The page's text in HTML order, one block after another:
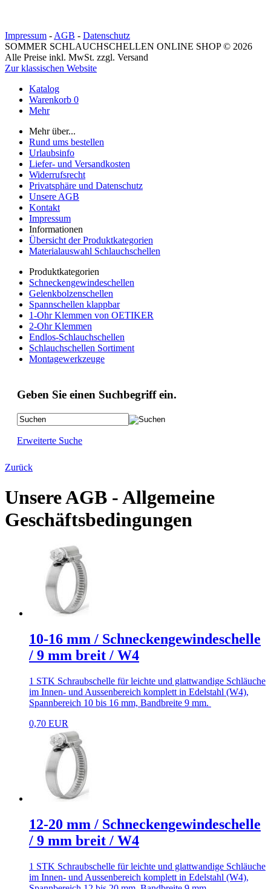
Impressum - AGB - Datenschutz
SOMMER SCHLAUCHSCHELLEN ONLINE SHOP © 2026
Alle Preise inkl. MwSt. zzgl. Versand
Zur klassischen Website
Katalog
Warenkorb 0
Mehr
Mehr über...
Rund ums bestellen
Urlaubsinfo
Liefer- und Versandkosten
Widerrufsrecht
Privatsphäre und Datenschutz
Unsere AGB
Kontakt
Impressum
Informationen
Übersicht der Produktkategorien
Materialauswahl Schlauchschellen
Produktkategorien
Schneckengewindeschellen
Gelenkbolzenschellen
Spannschellen klappbar
1-Ohr Klemmen von OETIKER
2-Ohr Klemmen
Endlos-Schlauchschellen
Schlauchschellen Sortiment
Montagewerkzeuge
Geben Sie einen Suchbegriff ein.
Erweiterte Suche
Zurück
Unsere AGB - Allgemeine
Geschäftsbedingungen
10-16 mm / Schneckengewindeschelle
/ 9 mm breit / W4
1 STK Schraubschelle für leichte und glattwandige Schläuche
im Innen- und Aussenbereich komplett in Edelstahl (W4),
Spannbereich 10 bis 16 mm, Bandbreite 9 mm.
0,70 EUR
12-20 mm / Schneckengewindeschelle
/ 9 mm breit / W4
1 STK Schraubschelle für leichte und glattwandige Schläuche
im Innen- und Aussenbereich komplett in Edelstahl (W4),